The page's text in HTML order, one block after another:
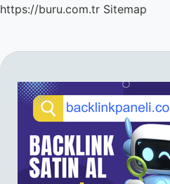
https://buru.com.tr Sitemap
SIDEBAR